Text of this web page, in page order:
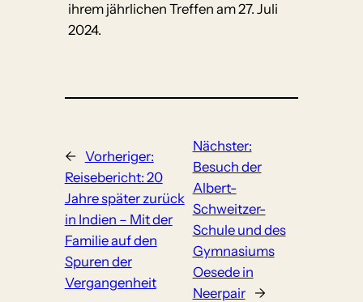
ihrem jährlichen Treffen am 27. Juli
2024.
← Vorheriger:
Reisebericht: 20
Jahre später zurück
in Indien – Mit der
Familie auf den
Spuren der
Vergangenheit
Nächster:
Besuch der
Albert-
Schweitzer-
Schule und des
Gymnasiums
Oesede in
Neerpair
→